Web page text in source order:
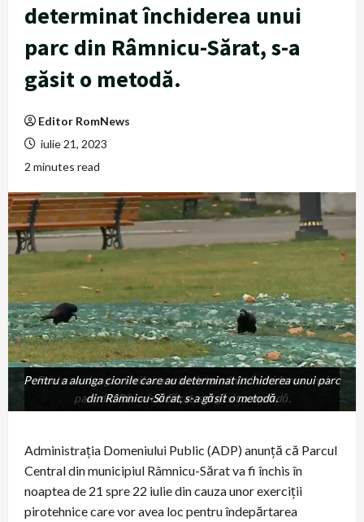
determinat închiderea unui
parc din Râmnicu-Sărat, s-a
găsit o metodă.
Editor RomNews
iulie 21, 2023
2 minutes read
Pentru a alunga ciorile care au determinat închiderea unui
parc din Râmnicu-Sărat, s-a găsit o metodă.
Pentru a alunga ciorile care au determinat închiderea unui parc
din Râmnicu-Sărat, s-a găsit o metodă.
Administrația Domeniului Public (ADP) anunță că Parcul
Central din municipiul Râmnicu-Sărat va fi închis în
noaptea de 21 spre 22 iulie din cauza unor exerciții
pirotehnice care vor avea loc pentru îndepărtarea